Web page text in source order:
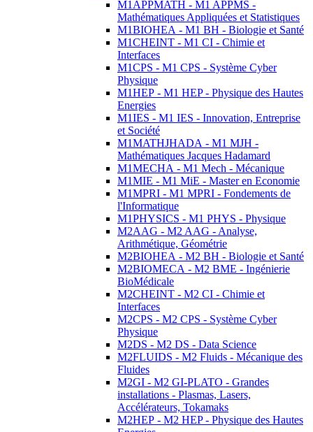
M1APPMATH - M1 APPMS -
Mathématiques Appliquées et Statistiques
M1BIOHEA - M1 BH - Biologie et Santé
M1CHEINT - M1 CI - Chimie et
Interfaces
M1CPS - M1 CPS - Système Cyber
Physique
M1HEP - M1 HEP - Physique des Hautes
Energies
M1IES - M1 IES - Innovation, Entreprise
et Société
M1MATHJHADA - M1 MJH -
Mathématiques Jacques Hadamard
M1MECHA - M1 Mech - Mécanique
M1MIE - M1 MiE - Master en Economie
M1MPRI - M1 MPRI - Fondements de
l'Informatique
M1PHYSICS - M1 PHYS - Physique
M2AAG - M2 AAG - Analyse,
Arithmétique, Géométrie
M2BIOHEA - M2 BH - Biologie et Santé
M2BIOMECA - M2 BME - Ingénierie
BioMédicale
M2CHEINT - M2 CI - Chimie et
Interfaces
M2CPS - M2 CPS - Système Cyber
Physique
M2DS - M2 DS - Data Science
M2FLUIDS - M2 Fluids - Mécanique des
Fluides
M2GI - M2 GI-PLATO - Grandes
installations - Plasmas, Lasers,
Accélérateurs, Tokamaks
M2HEP - M2 HEP - Physique des Hautes